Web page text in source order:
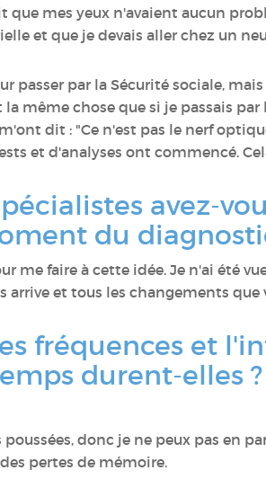
mes yeux n'avaient aucun
et que je devais aller chez un
passer par la Sécurité sociale,
la même chose que si je passais
dit : "Ce n'est pas le nerf
et d'analyses ont commencé.
avez-
du
me faire à cette idée. Je n'ai été
et tous les changements que
fréquences et
durent-elles
poussées, donc je ne peux pas en
pertes de mémoire.